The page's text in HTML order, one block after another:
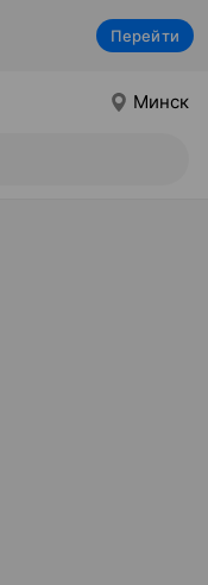
Перейти
Минск